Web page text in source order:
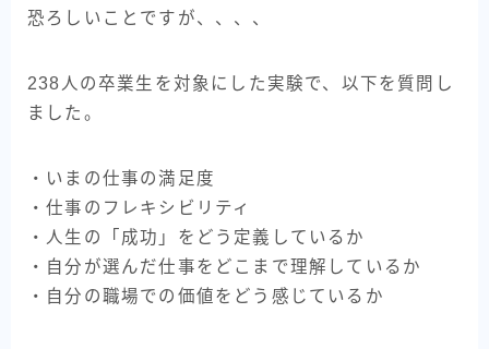
恐ろしいことですが、、、、
238人の卒業生を対象にした実験で、以下を質問し
ました。
・いまの仕事の満足度
・仕事のフレキシビリティ
・人生の「成功」をどう定義しているか
・自分が選んだ仕事をどこまで理解しているか
・自分の職場での価値をどう感じているか